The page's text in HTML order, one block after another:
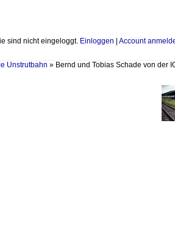
sind nicht eingeloggt. Einloggen Account
Unstrutbahn » Bernd und Tobias Schade von der